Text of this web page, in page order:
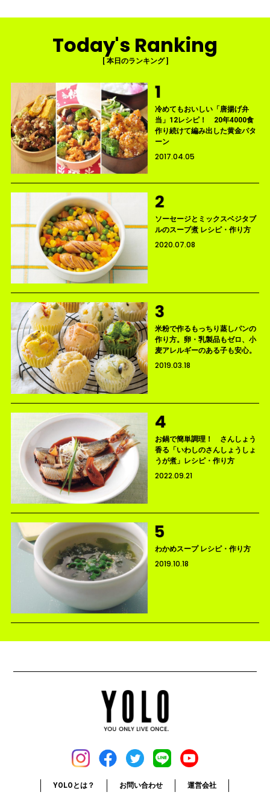
Today's Ranking
[ 本日のランキング ]
冷めてもおいしい「唐揚げ弁
当」12レシピ！ 20年4000食
作り続けて編み出した黄金パタ
ーン
2017.04.05
ソーセージとミックスベジタブ
ルのスープ煮 レシピ・作り方
2020.07.08
米粉で作るもっちり蒸しパンの
作り方。卵・乳製品もゼロ、小
麦アレルギーのある子も安心。
2019.03.18
お鍋で簡単調理！ さんしょう
香る「いわしのさんしょうしょ
うが煮」レシピ・作り方
2022.09.21
わかめスープ レシピ・作り方
2019.10.18
YOLOとは？ お問い合わせ 運営会社